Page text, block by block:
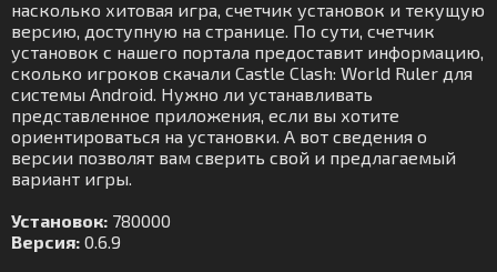
насколько хитовая игра, счетчик установок и текущую
версию, доступную на странице. По сути, счетчик
установок с нашего портала предоставит информацию,
сколько игроков скачали Castle Clash: World Ruler для
системы Android. Нужно ли устанавливать
представленное приложения, если вы хотите
ориентироваться на установки. А вот сведения о
версии позволят вам сверить свой и предлагаемый
вариант игры.
Установок: 780000
Версия: 0.6.9